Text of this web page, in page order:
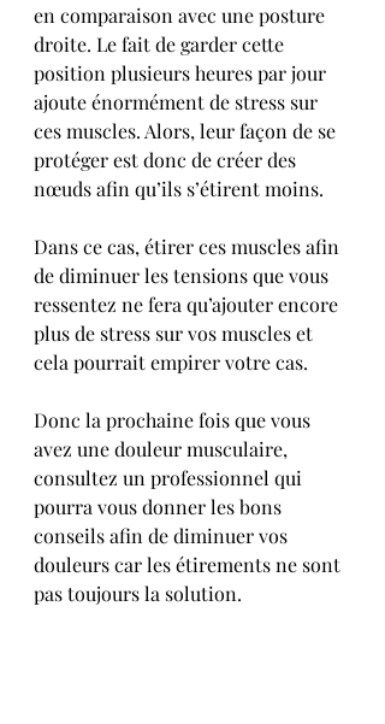
en comparaison avec une posture
droite. Le fait de garder cette
position plusieurs heures par jour
ajoute énormément de stress sur
ces muscles. Alors, leur façon de se
protéger est donc de créer des
nœuds afin qu’ils s’étirent moins.
Dans ce cas, étirer ces muscles afin
de diminuer les tensions que vous
ressentez ne fera qu’ajouter encore
plus de stress sur vos muscles et
cela pourrait empirer votre cas.
Donc la prochaine fois que vous
avez une douleur musculaire,
consultez un professionnel qui
pourra vous donner les bons
conseils afin de diminuer vos
douleurs car les étirements ne sont
pas toujours la solution.